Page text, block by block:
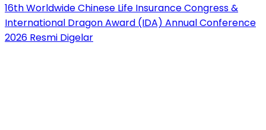
16th Worldwide Chinese Life Insurance Congress &
International Dragon Award (IDA) Annual Conference
2026 Resmi Digelar